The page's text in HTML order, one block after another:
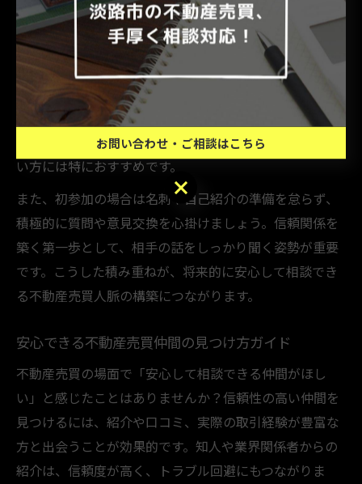
者や同じ悩みを持つ仲間と直接出会えるチャンスが広が
ります。
交流会の参加を検討する際は、開催地域や参加者層を事
前に確認し、自分の目的に合った会を選ぶことが大切で
す。東京や大阪など大都市圏では、定期的に大規模な不
動産交流会が開かれており、不動産売買仲間を増やした
い方には特におすすめです。
また、初参加の場合は名刺や自己紹介の準備を怠らず、
積極的に質問や意見交換を心掛けましょう。信頼関係を
築く第一歩として、相手の話をしっかり聞く姿勢が重要
です。こうした積み重ねが、将来的に安心して相談でき
る不動産売買人脈の構築につながります。
安心できる不動産売買仲間の見つけ方ガイド
不動産売買の場面で「安心して相談できる仲間がほし
い」と感じたことはありませんか？信頼性の高い仲間を
見つけるには、紹介や口コミ、実際の取引経験が豊富な
方と出会うことが効果的です。知人や業界関係者からの
紹介は、信頼度が高く、トラブル回避にもつながりま
お問い合わせ・ご相談はこちら
お問い合わせ・ご相談はこちら